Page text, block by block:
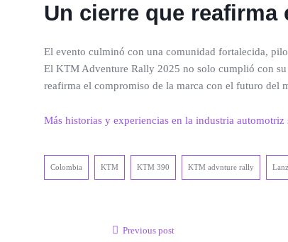
Un cierre que
El evento culminó con una comunidad fortalecida,
El KTM Adventure Rally 2025 no solo cumplió con su
reafirma el compromiso de la marca con el futuro del
Más historias y experiencias en la industria
Colombia KTM KTM 390 KTM advnture rally
Previous post